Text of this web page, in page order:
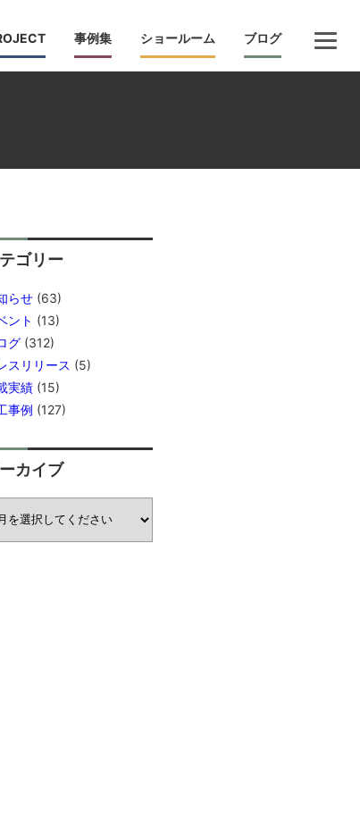
事例集 ショールーム ブログ
ゴリー
らせ (63)
ント (13)
グ (312)
スリリース (5)
実績 (15)
事例 (127)
カイブ